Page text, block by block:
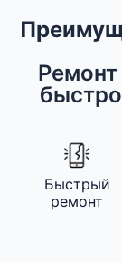
Быстрый
ремонт